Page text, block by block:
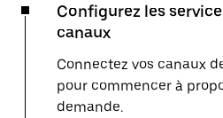
Configurez les
canaux
Connectez vos canaux
pour commencer à
demande.